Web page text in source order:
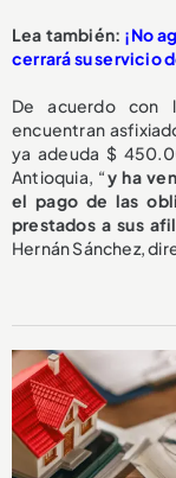
Lea también: ¡No
cerrará su servicio
De acuerdo con
encuentran
ya adeuda $
Antioquia, “y ha
el pago de las
prestados a sus
Hernán Sánchez,